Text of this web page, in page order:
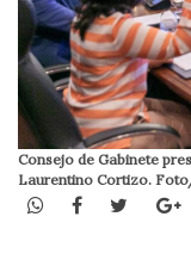
Consejo de Gabinete
Laurentino Cortizo.
WhatsApp
Facebook
Twitter